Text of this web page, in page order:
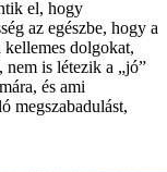
el, hogy
az egészbe, hogy a
dolgokat,
nem is létezik a „jó”
és ami
megszabadulást,